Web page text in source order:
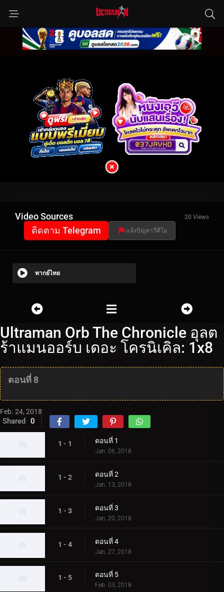
Video Sources 20 Views
ติดตาม Telegram แจ้งปัญหาวีดีโอ
พากย์ไทย
Ultraman Orb The Chronicle อุลต
ร้าแมนออร์บ เดอะ โครนิเคิล: 1x8
ตอนที่ 8
Feb. 24, 2018
Shared 0
1 - 1 ตอนที่ 1
Jan. 06, 2018
1 - 2 ตอนที่ 2
Jan. 13, 2018
1 - 3 ตอนที่ 3
Jan. 20, 2018
1 - 4 ตอนที่ 4
Jan. 27, 2018
1 - 5 ตอนที่ 5
Feb. 03, 2018